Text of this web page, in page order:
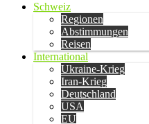
Schweiz
Regionen
Abstimmungen
Reisen
International
Ukraine-Krieg
Iran-Krieg
Deutschland
USA
EU